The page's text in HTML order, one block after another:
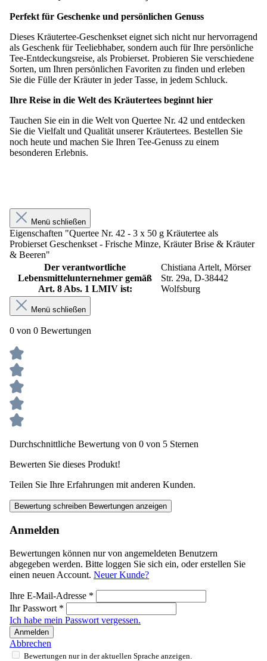
Perfekt für Geschenke und persönlichen Genuss
Dieses Kräutertee-Geschenkset eignet sich nicht nur hervorragend
als Geschenk für Teeliebhaber, sondern auch für Ihre persönliche
Tee-Entdeckungsreise, als Probierset. Probieren Sie verschiedene
Sorten, um Ihren persönlichen Favoriten zu finden und erleben
Sie die Fülle der Kräuter in jeder Tasse, in jedem Schluck.
Ihre Reise in die Welt des Kräutertees beginnt hier
Tauchen Sie ein in die Welt von Quertee Nr. 42 und entdecken
Sie die Vielfalt und Qualität unserer Kräutertees. Bestellen Sie
noch heute und machen Sie Ihren Tee-Genuss zu einem
besonderen Erlebnis.
Menü schließen
Eigenschaften "Quertee Nr. 42 - 3 x 50 g Kräutertee als
Probierset Geschenkset - Frische Minze, Kräuter Brise & Kräuter
& Beeren"
Der verantwortliche
Lebensmittelunternehmer gemäß
Art. 8 Abs. 1 LMIV ist:
Chistiana Artelt, Mörser
Str. 29a, D-38442
Wolfsburg
Menü schließen
0 von 0 Bewertungen
Durchschnittliche Bewertung von 0 von 5 Sternen
Bewerten Sie dieses Produkt!
Teilen Sie Ihre Erfahrungen mit anderen Kunden.
Bewertung schreiben Bewertungen anzeigen
Anmelden
Bewertungen können nur von angemeldeten Benutzern
abgegeben werden. Bitte loggen Sie sich ein, oder erstellen Sie
einen neuen Account. Neuer Kunde?
Ihre E-Mail-Adresse *
Ihr Passwort *
Ich habe mein Passwort vergessen.
Anmelden
Abbrechen
Bewertungen nur in der aktuellen Sprache anzeigen.